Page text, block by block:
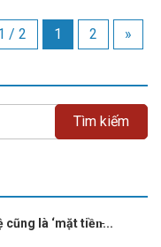
/ 2 1 2 »
cũng là ‘mặt tiền̵...